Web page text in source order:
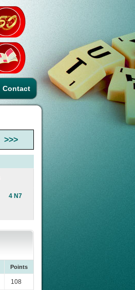
Contact
>>>
4 N7
Points
108